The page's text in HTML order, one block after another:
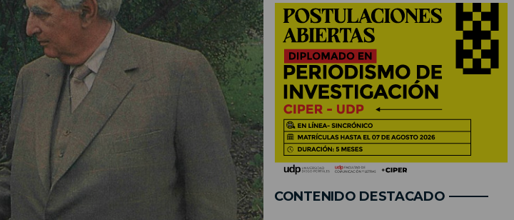
CONTENIDO DESTACADO